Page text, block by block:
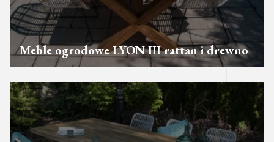
Meble ogrodowe LYON III rattan i drewno